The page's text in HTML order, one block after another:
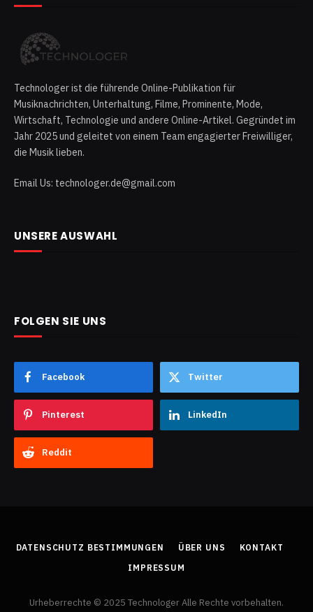
Technologer ist die führende Online-Publikation für
Musiknachrichten, Unterhaltung, Filme, Prominente, Mode,
Wirtschaft, Technologie und andere Online-Artikel. Gegründet im
Jahr 2025 und geleitet von einem Team engagierter Freiwilliger,
die Musik lieben.
Email Us: technologer.de@gmail.com
UNSERE AUSWAHL
FOLGEN SIE UNS
Facebook Twitter
Pinterest LinkedIn
Reddit
DATENSCHUTZ BESTIMMUNGEN ÜBER UNS
KONTAKT
IMPRESSUM
Urheberrechte © 2025 Technologer Alle Rechte vorbehalten.